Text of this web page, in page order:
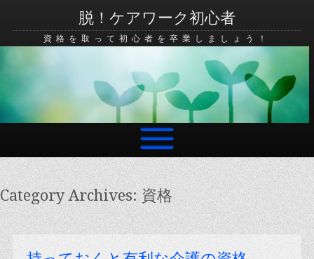
脱！ケアワーク初心者
資格を取って初心者を卒業しましょう！
Skip to content
Category Archives:資格